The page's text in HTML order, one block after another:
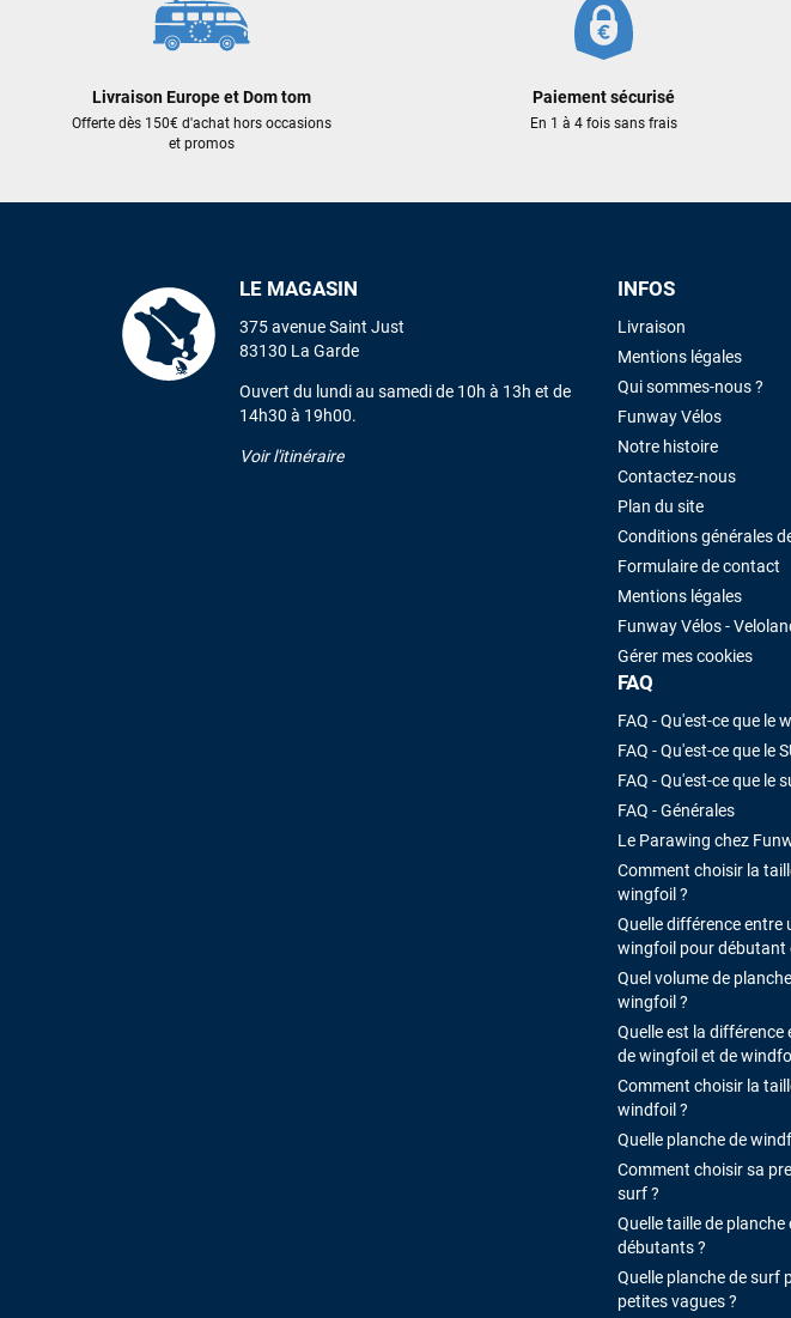
Livraison Europe et Dom tom
Offerte dès 150€ d'achat hors occasions
et promos
Paiement sécurisé
En 1 à 4 fois sans frais
LE MAGASIN
375 avenue Saint Just
83130 La Garde
Ouvert du lundi au samedi de 10h à 13h et de
14h30 à 19h00.
Voir l'itinéraire
INFOS
Livraison
Mentions légales
Qui sommes-nous ?
Funway Vélos
Notre histoire
Contactez-nous
Plan du site
Conditions générales
Formulaire de contact
Mentions légales
Funway Vélos -
Gérer mes cookies
FAQ
FAQ - Qu'est-ce que le
FAQ - Qu'est-ce que le
FAQ - Qu'est-ce que le
FAQ - Générales
Le Parawing chez
Comment choisir la
wingfoil ?
Quelle différence entre
wingfoil pour débutant
Quel volume de
wingfoil ?
Quelle est la différence
de wingfoil et de
Comment choisir la
windfoil ?
Quelle planche de
Comment choisir sa
surf ?
Quelle taille de
débutants ?
Quelle planche de surf
petites vagues ?
Sébastien BACHELIER
trouvé une pépite à laquelle je
excellent prix et en plus super
été rapide. La voile est arrivée
VOIR TOUS LES AVIS